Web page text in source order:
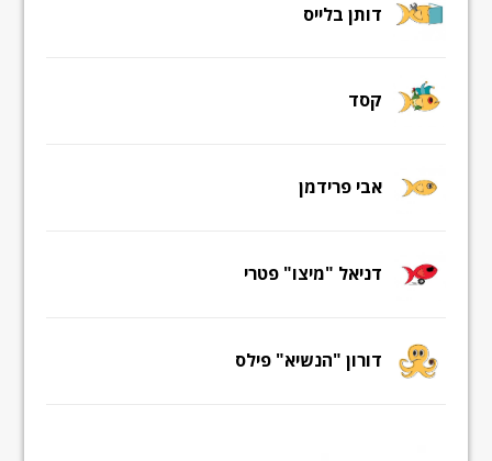
דותן בלייס
קסד
אבי פרידמן
דניאל "מיצו" פטרי
דורון "הנשיא" פילס